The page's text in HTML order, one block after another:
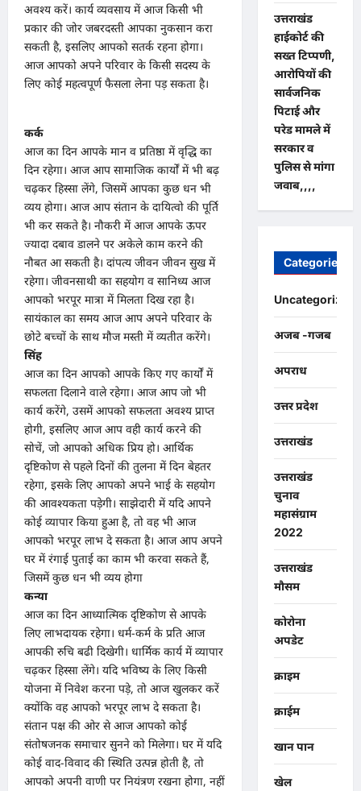
अवश्य करें। कार्य व्यवसाय में आज किसी भी
प्रकार की जोर जबरदस्ती आपका नुकसान करा
सकती है, इसलिए आपको सतर्क रहना होगा।
आज आपको अपने परिवार के किसी सदस्य के
लिए कोई महत्वपूर्ण फैसला लेना पड़ सकता है।
कर्क
आज का दिन आपके मान व प्रतिष्ठा में वृद्धि का
दिन रहेगा। आज आप सामाजिक कार्यों में भी बढ़
चढ़कर हिस्सा लेंगे, जिसमें आपका कुछ धन भी
व्यय होगा। आज आप संतान के दायित्वो की पूर्ति
भी कर सकते है। नौकरी में आज आपके ऊपर
ज्यादा दबाव डालने पर अकेले काम करने की
नौबत आ सकती है। दांपत्य जीवन जीवन सुख में
रहेगा। जीवनसाथी का सहयोग व सानिध्य आज
आपको भरपूर मात्रा में मिलता दिख रहा है।
सायंकाल का समय आज आप अपने परिवार के
छोटे बच्चों के साथ मौज मस्ती में व्यतीत करेंगे।
सिंह
आज का दिन आपको आपके किए गए कार्यों में
सफलता दिलाने वाले रहेगा। आज आप जो भी
कार्य करेंगे, उसमें आपको सफलता अवश्य प्राप्त
होगी, इसलिए आज आप वही कार्य करने की
सोचें, जो आपको अधिक प्रिय हो। आर्थिक
दृष्टिकोण से पहले दिनों की तुलना में दिन बेहतर
रहेगा, इसके लिए आपको अपने भाई के सहयोग
की आवश्यकता पड़ेगी। साझेदारी में यदि आपने
कोई व्यापार किया हुआ है, तो वह भी आज
आपको भरपूर लाभ दे सकता है। आज आप अपने
घर में रंगाई पुताई का काम भी करवा सकते हैं,
जिसमें कुछ धन भी व्यय होगा
कन्या
आज का दिन आध्यात्मिक दृष्टिकोण से आपके
लिए लाभदायक रहेगा। धर्म-कर्म के प्रति आज
आपकी रुचि बढी दिखेगी। धार्मिक कार्य में व्यापार
चढ़कर हिस्सा लेंगे। यदि भविष्य के लिए किसी
योजना में निवेश करना पड़े, तो आज खुलकर करें
क्योंकि वह आपको भरपूर लाभ दे सकता है।
संतान पक्ष की ओर से आज आपको कोई
संतोषजनक समाचार सुनने को मिलेगा। घर में यदि
कोई वाद-विवाद की स्थिति उत्पन्न होती है, तो
आपको अपनी वाणी पर नियंत्रण रखना होगा, नहीं
उत्तराखंड
हाईकोर्ट की
सख्त टिप्पणी,
आरोपियों की
सार्वजनिक
पिटाई और
परेड मामले में
सरकार व
पुलिस से मांगा
जवाब,,,,
Categories
Uncategorized
अजब -गजब
अपराध
उत्तर प्रदेश
उत्तराखंड
उत्तराखंड
चुनाव
महासंग्राम
2022
उत्तराखंड
मौसम
कोरोना
अपडेट
क्राइम
क्राईम
खान पान
खेल